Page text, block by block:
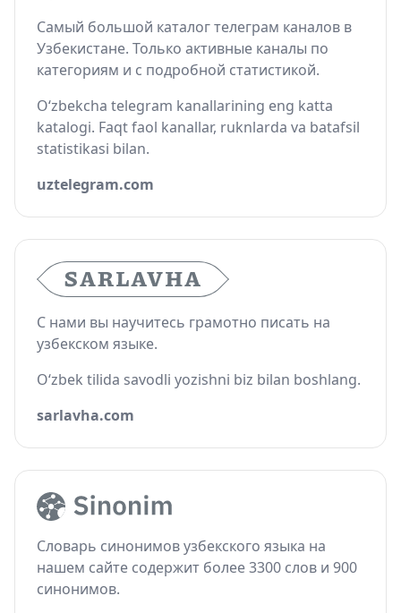
Самый большой каталог телеграм каналов в
Узбекистане. Только активные каналы по
категориям и с подробной статистикой.
O‘zbekcha telegram kanallarining eng katta
katalogi. Faqt faol kanallar, ruknlarda va batafsil
statistikasi bilan.
uztelegram.com
С нами вы научитесь грамотно писать на
узбекском языке.
O‘zbek tilida savodli yozishni biz bilan boshlang.
sarlavha.com
Словарь синонимов узбекского языка на
нашем сайте содержит более 3300 слов и 900
синонимов.